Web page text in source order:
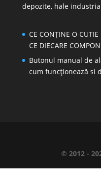
depozite, hale
CE CONȚINE O
CE DIECARE
Butonul manual de
cum funcționează si
© 2012 -